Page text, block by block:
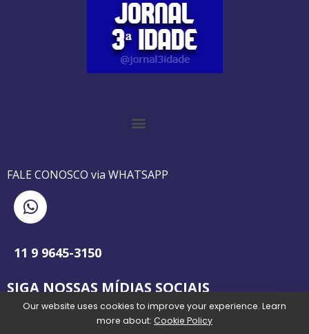
FALE CONOSCO via WHATSAPP
11 9 9645-3150
SIGA NOSSAS MÍDIAS SOCIAIS
Our website uses cookies to improve your experience. Learn
more about: Cookie Policy